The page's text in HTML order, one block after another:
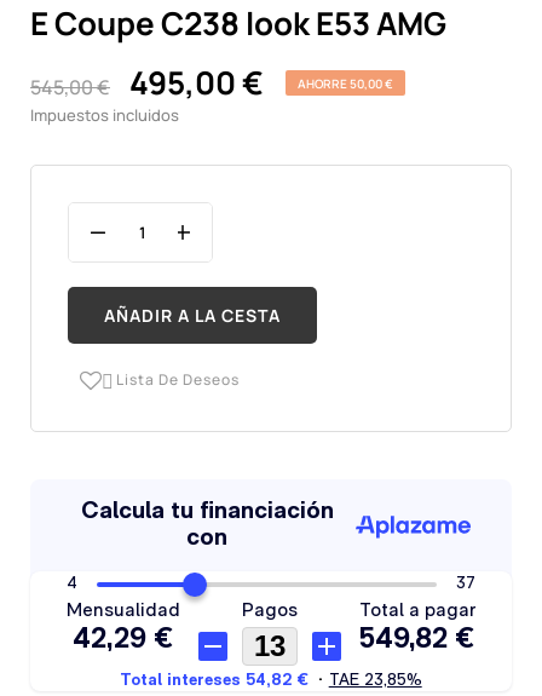
E Coupe C238 look E53 AMG
545,00 € 495,00 € AHORRE 50,00 €
Impuestos incluidos
AÑADIR A LA CESTA
 Lista De Deseos